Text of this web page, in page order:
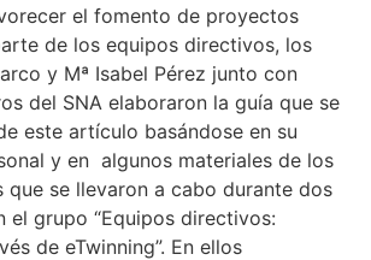
el fomento de proyectos
de los equipos directivos, los
y Mª Isabel Pérez junto con
del SNA elaboraron la guía que se
este artículo basándose en su
y en algunos materiales de los
que se llevaron a cabo durante dos
el grupo “Equipos directivos:
de eTwinning”. En ellos